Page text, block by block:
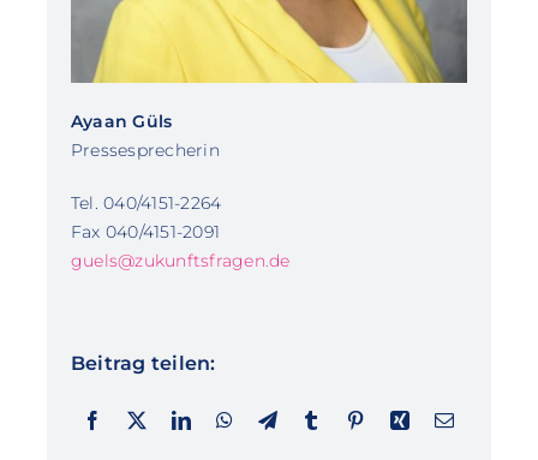
Ayaan Güls
Pressesprecherin
Tel. 040/4151-2264
Fax 040/4151-2091
guels@zukunftsfragen.de
Beitrag teilen: